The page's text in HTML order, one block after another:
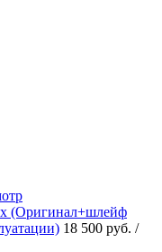
(Оригинал+шлейф
18 500 руб. /